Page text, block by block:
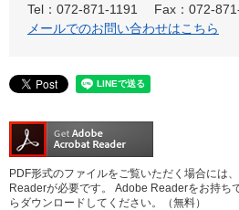
Tel：072-871-1191
Fax：072-
メールでのお問い合わせはこちら
PDF形式のファイルをご覧いただく場合には
Readerが必要です。
Adobe Readerをお持ち
らダウンロードしてください。（無料）